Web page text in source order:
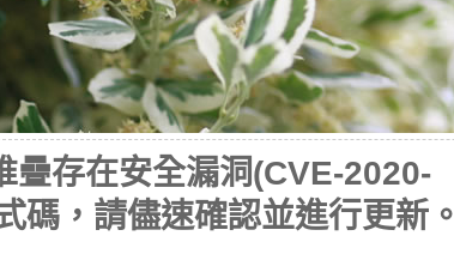
疊存在安全漏洞(CVE-2020-
碼，請儘速確認並進行更新。